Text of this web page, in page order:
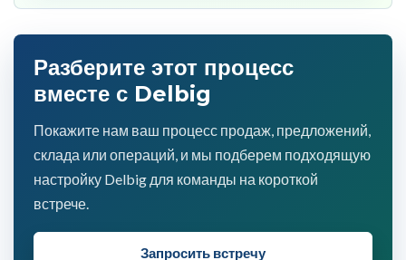
Разберите этот процесс
вместе с Delbig
Покажите нам ваш процесс продаж, предложений,
склада или операций, и мы подберем подходящую
настройку Delbig для команды на короткой
встрече.
Запросить встречу